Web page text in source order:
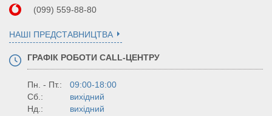
(099) 559-88-80
НАШІ ПРЕДСТАВНИЦТВА
ГРАФІК РОБОТИ CALL-ЦЕНТРУ
Пн. - Пт.:
09:00-18:00
Сб.:
вихідний
Нд.:
вихідний